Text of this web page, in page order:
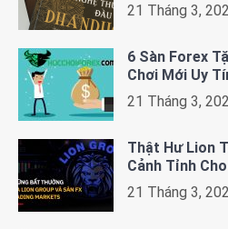
21 Tháng 3,
6 Sàn Forex
Chơi Mới Uy
21 Tháng 3,
Thật Hư Lion
Cảnh Tỉnh
21 Tháng 3,